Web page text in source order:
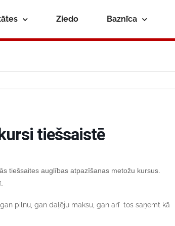
Ziedo Baznīca
tiešsaistē
tiešsaites auglības atpazīšanas metožu kursus.
pilnu, gan daļēju maksu, gan arī tos saņemt kā